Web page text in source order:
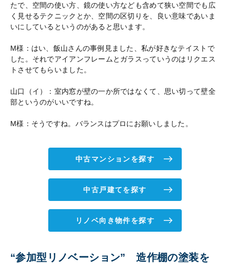
たで、空間の使い方、鏡の使い方なども含めて狭い空間でも広
く見せるテクニックとか、空間の区切りを、良い意味であいま
いにしているというのがあると思います。
M様：はい、飯山さんの事例見ました、私が好きなテイストで
した。それでアイアンフレームとガラスっていうのはリクエス
トさせてもらいました。
山口（イ）：室内窓が壁の一か所ではなくて、思い切って壁全
部というのがいいですね。
M様：そうですね。バランスはプロにお願いしました。
中古マンションを探す
中古戸建てを探す
リノベ向き物件を探す
“参加型リノベーション” 造作棚の塗装を